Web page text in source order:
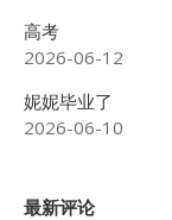
高考
2026-06-12
妮妮毕业了
2026-06-10
最新评论